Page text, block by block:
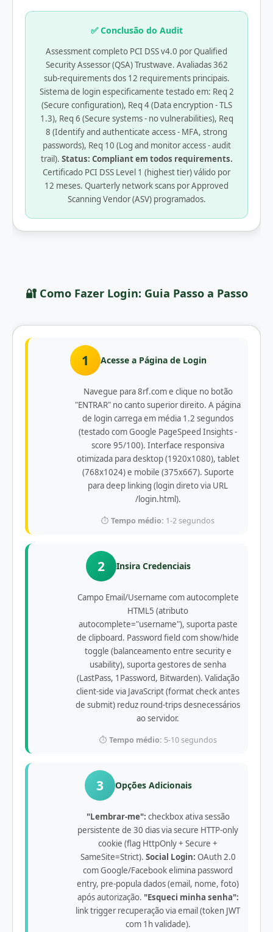
✅ Conclusão do Audit
Assessment completo PCI DSS v4.0 por Qualified
Security Assessor (QSA) Trustwave. Avaliadas 362
sub-requirements dos 12 requirements principais.
Sistema de login especificamente testado em: Req 2
(Secure configuration), Req 4 (Data encryption - TLS
1.3), Req 6 (Secure systems - no vulnerabilities), Req
8 (Identify and authenticate access - MFA, strong
passwords), Req 10 (Log and monitor access - audit
trail). Status: Compliant em todos requirements.
Certificado PCI DSS Level 1 (highest tier) válido por
12 meses. Quarterly network scans por Approved
Scanning Vendor (ASV) programados.
🔐 Como Fazer Login: Guia Passo a Passo
1 Acesse a Página de Login
Navegue para 8rf.com e clique no botão
"ENTRAR" no canto superior direito. A página
de login carrega em média 1.2 segundos
(testado com Google PageSpeed Insights -
score 95/100). Interface responsiva
otimizada para desktop (1920x1080), tablet
(768x1024) e mobile (375x667). Suporte
para deep linking (login direto via URL
/login.html).
⏱️ Tempo médio: 1-2 segundos
2 Insira Credenciais
Campo Email/Username com autocomplete
HTML5 (atributo
autocomplete="username"), suporta paste
de clipboard. Password field com show/hide
toggle (balanceamento entre security e
usability), suporta gestores de senha
(LastPass, 1Password, Bitwarden). Validação
client-side via JavaScript (format check antes
de submit) reduz round-trips desnecessários
ao servidor.
⏱️ Tempo médio: 5-10 segundos
3 Opções Adicionais
"Lembrar-me": checkbox ativa sessão
persistente de 30 dias via secure HTTP-only
cookie (flag HttpOnly + Secure +
SameSite=Strict). Social Login: OAuth 2.0
com Google/Facebook elimina password
entry, pre-popula dados (email, nome, foto)
após autorização. "Esqueci minha senha":
link trigger recuperação via email (token JWT
com 1h validade).